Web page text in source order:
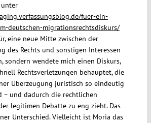
fuer-ein-
deutschen-migrationsrechtsdiskurs/
eine neue Mitte zwischen der
des Rechts und sonstigen Interessen
sondern wendete mich einen Diskurs,
Rechtsverletzungen behauptet, die
Überzeugung juristisch so eindeutig
– und dadurch die rechtlichen
legitimen Debatte zu eng zieht. Das
Unterschied. Vielleicht ist Moria das